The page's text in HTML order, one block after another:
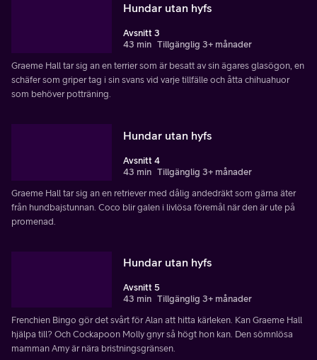
Hundar utan hyfs
Avsnitt 3
43 min Tillgänglig 3+ månader
Graeme Hall tar sig an en terrier som är besatt av sin ägares glasögon, en
schäfer som griper tag i sin svans vid varje tillfälle och åtta chihuahuor
som behöver potträning.
Hundar utan hyfs
Avsnitt 4
43 min Tillgänglig 3+ månader
Graeme Hall tar sig an en retriever med dålig andedräkt som gärna äter
från hundbajstunnan. Coco blir galen i livlösa föremål när den är ute på
promenad.
Hundar utan hyfs
Avsnitt 5
43 min Tillgänglig 3+ månader
Frenchien Bingo gör det svårt för Alan att hitta kärleken. Kan Graeme Hall
hjälpa till? Och Cockapoon Molly gnyr så högt hon kan. Den sömnlösa
mamman Amy är nära bristningsgränsen.